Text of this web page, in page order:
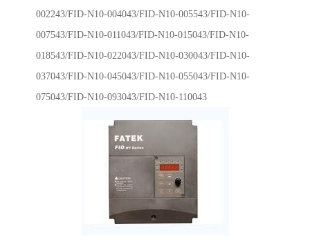
002243/FID-N10-004043/FID-N10-005543/FID-N10-
007543/FID-N10-011043/FID-N10-015043/FID-N10-
018543/FID-N10-022043/FID-N10-030043/FID-N10-
037043/FID-N10-045043/FID-N10-055043/FID-N10-
075043/FID-N10-093043/FID-N10-110043